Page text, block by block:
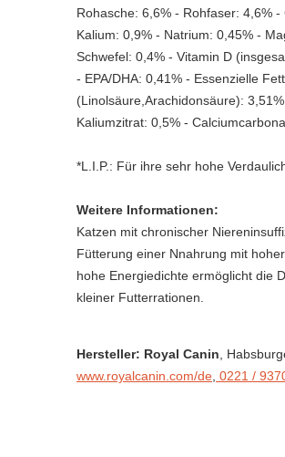
Rohasche: 6,6% - Rohfaser: 4,6%
Kalium: 0,9% - Natrium: 0,45% -
Schwefel: 0,4% - Vitamin D
- EPA/DHA: 0,41% - Essenzielle
(Linolsäure,Arachidonsäure):
Kaliumzitrat: 0,5% -
*L.I.P.: Für ihre sehr hohe
Weitere Informationen:
Katzen mit chronischer
Fütterung einer Nnahrung mit
hohe Energiedichte ermöglicht die
kleiner Futterrationen.
Hersteller: Royal Canin ,
www.royalcanin.com/de 0221 /